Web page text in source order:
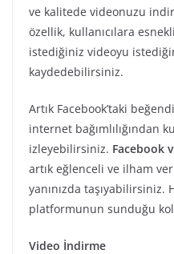
ve kalitede videonuzu
özellik, kullanıcılara
istediğiniz videoyu
kaydedebilirsiniz.
Artık Facebook’taki
internet bağımlılığından
izleyebilirsiniz. Facebook
artık eğlenceli ve ilham
yanınızda
platformunun sunduğu
Video İndirme